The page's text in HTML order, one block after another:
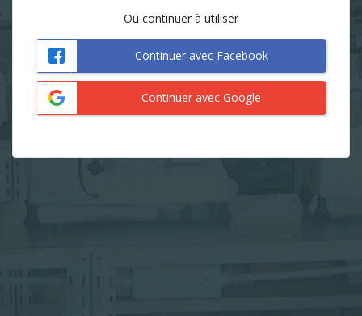
Ou continuer à utiliser
Continuer avec Facebook
Continuer avec Google